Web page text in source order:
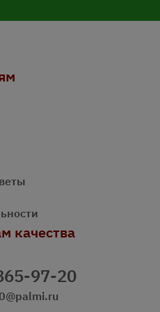
качества
97-20